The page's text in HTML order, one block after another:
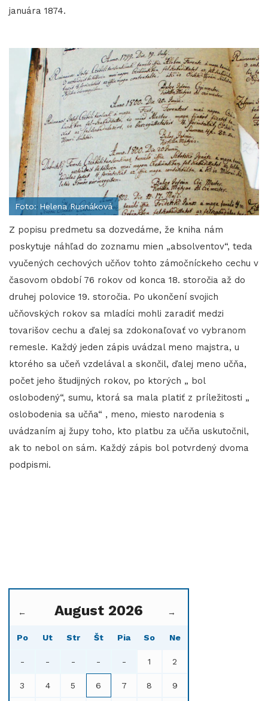
januára 1874.
Foto: Helena Rusnáková
Z popisu predmetu sa dozvedáme, že kniha nám
poskytuje náhľad do zoznamu mien „absolventov“, teda
vyučených cechových učňov tohto zámočníckeho cechu v
časovom období 76 rokov od konca 18. storočia až do
druhej polovice 19. storočia. Po ukončení svojich
učňovských rokov sa mladíci mohli zaradiť medzi
tovarišov cechu a ďalej sa zdokonaľovať vo vybranom
remesle. Každý jeden zápis uvádzal meno majstra, u
ktorého sa učeň vzdelával a skončil, ďalej meno učňa,
počet jeho študijných rokov, po ktorých „ bol
oslobodený“, sumu, ktorá sa mala platiť z príležitosti „
oslobodenia sa učňa“ , meno, miesto narodenia s
uvádzaním aj župy toho, kto platbu za učňa uskutočnil,
ak to nebol on sám. Každý zápis bol potvrdený dvoma
podpismi.
← August 2026 →
Po Ut Str Št Pia So Ne
- - - - - 1 2
3 4 5 6 7 8 9